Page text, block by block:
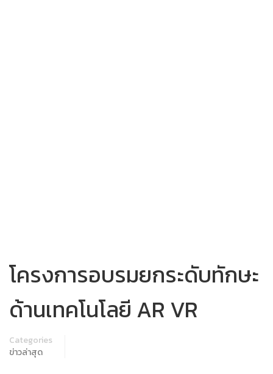
โครงการอบรมยกระดับทักษะ
ด้านเทคโนโลยี AR VR
Categories
ข่าวล่าสุด